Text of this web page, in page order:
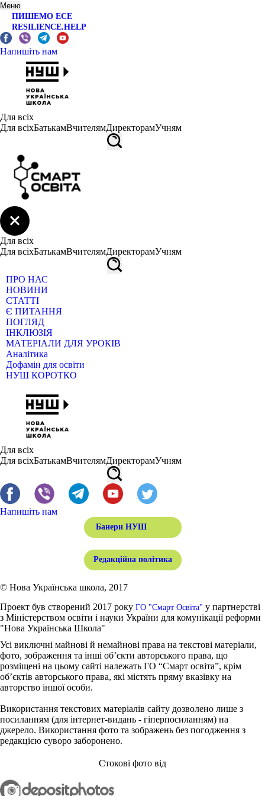
Меню
ПИШЕМО ЕСЕ
RESILIENCE.HELP
Напишіть нам
Для всіх
Для всіхБатькамВчителямДиректорамУчням
Для всіх
Для всіхБатькамВчителямДиректорамУчням
ПРО НАС
НОВИНИ
СТАТТІ
Є ПИТАННЯ
ПОГЛЯД
ІНКЛЮЗІЯ
МАТЕРІАЛИ ДЛЯ УРОКІВ
Аналітика
Дофамін для освіти
НУШ КОРОТКО
Для всіх
Для всіхБатькамВчителямДиректорамУчням
Напишіть нам
Банери НУШ
Редакційна політика
© Нова Українська школа, 2017
Проект був створений 2017 року ГО "Смарт Освіта" у партнерстві
з Міністерством освіти і науки України для комунікації реформи
"Нова Українська Школа"
Усі виключні майнові й немайнові права на текстові матеріали,
фото, зображення та інші об’єкти авторського права, що
розміщені на цьому сайті належать ГО “Смарт освіта”, крім
об’єктів авторського права, які містять пряму вказівку на
авторство іншої особи.
Використання текстових матеріалів сайту дозволено лише з
посиланням (для інтернет-видань - гіперпосиланням) на
джерело. Використання фото та зображень без погодження з
редакцією суворо заборонено.
Стокові фото від